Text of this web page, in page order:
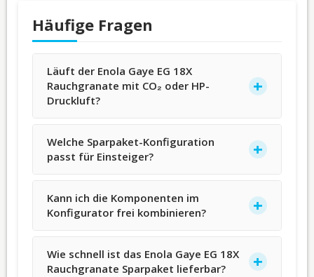
Häufige Fragen
Läuft der Enola Gaye EG 18X
Rauchgranate mit CO₂ oder HP-
Druckluft?
Welche Sparpaket-Konfiguration
passt für Einsteiger?
Kann ich die Komponenten im
Konfigurator frei kombinieren?
Wie schnell ist das Enola Gaye EG 18X
Rauchgranate Sparpaket lieferbar?